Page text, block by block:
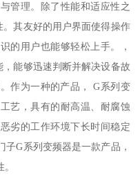
管理。除了性能和适应性之
其友好的用户界面使得操作
的用户也能够轻松上手。，
能够迅速判断并解决设备故
作为一种的产品， G系列变
艺，具有的耐高温、耐腐蚀
劣的工作环境下长时间稳定
G系列变频器是一款产品，